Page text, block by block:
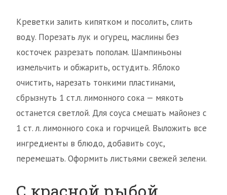
Креветки залить кипятком и посолить, слить
воду. Порезать лук и огурец, маслины без
косточек разрезать пополам. Шампиньоны
измельчить и обжарить, остудить. Яблоко
очистить, нарезать тонкими пластинами,
сбрызнуть 1 ст.л. лимонного сока — мякоть
останется светлой. Для соуса смешать майонез с
1 ст. л. лимонного сока и горчицей. Выложить все
ингредиенты в блюдо, добавить соус,
перемешать. Оформить листьями свежей зелени.